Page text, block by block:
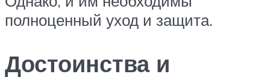
полноценный уход и защита.
Достоинства и